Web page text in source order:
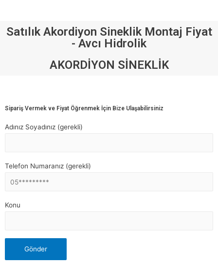
Satılık Akordiyon Sineklik Montaj Fiyat
- Avcı Hidrolik
AKORDİYON SİNEKLİK
Sipariş Vermek ve Fiyat Öğrenmek İçin Bize Ulaşabilirsiniz
Adınız Soyadınız (gerekli)
Telefon Numaranız (gerekli)
Konu